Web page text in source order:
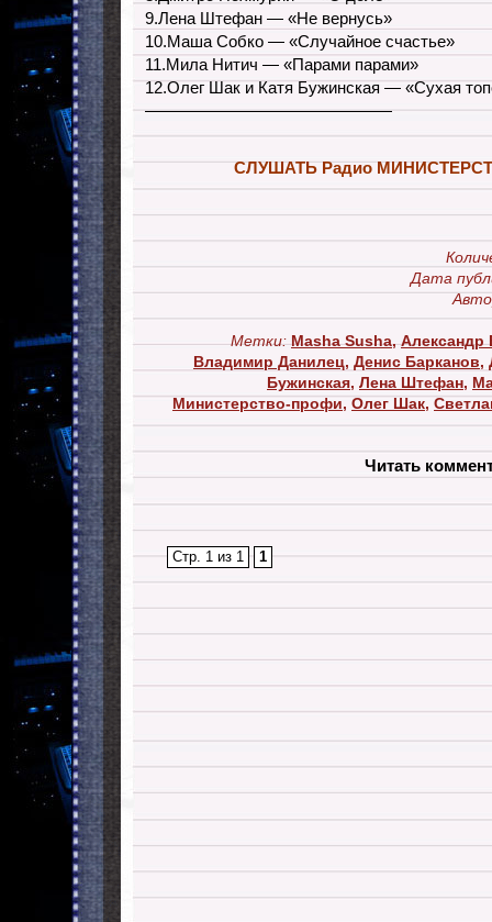
9.Лена Штефан — «Не вернусь»
10.Маша Собко — «Случайное счастье»
11.Мила Нитич — «Парами парами»
12.Олег Шак и Катя Бужинская — «Сухая
———————————————
СЛУШАТЬ Радио
Дата
Метки: Masha Susha,Александр
Владимир Данилец, Денис Барканов,
Бужинская, Лена Штефан,
Министерство-профи, Олег Шак,
Читать
Стр. 1 из 1 1